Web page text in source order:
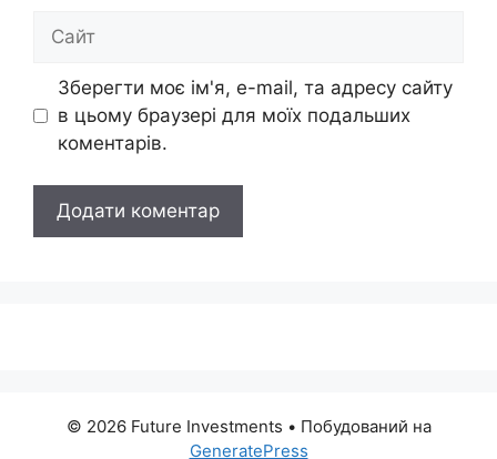
Зберегти моє ім'я, e-mail, та адресу сайту
в цьому браузері для моїх подальших
коментарів.
© 2026 Future Investments • Побудований на
GeneratePress